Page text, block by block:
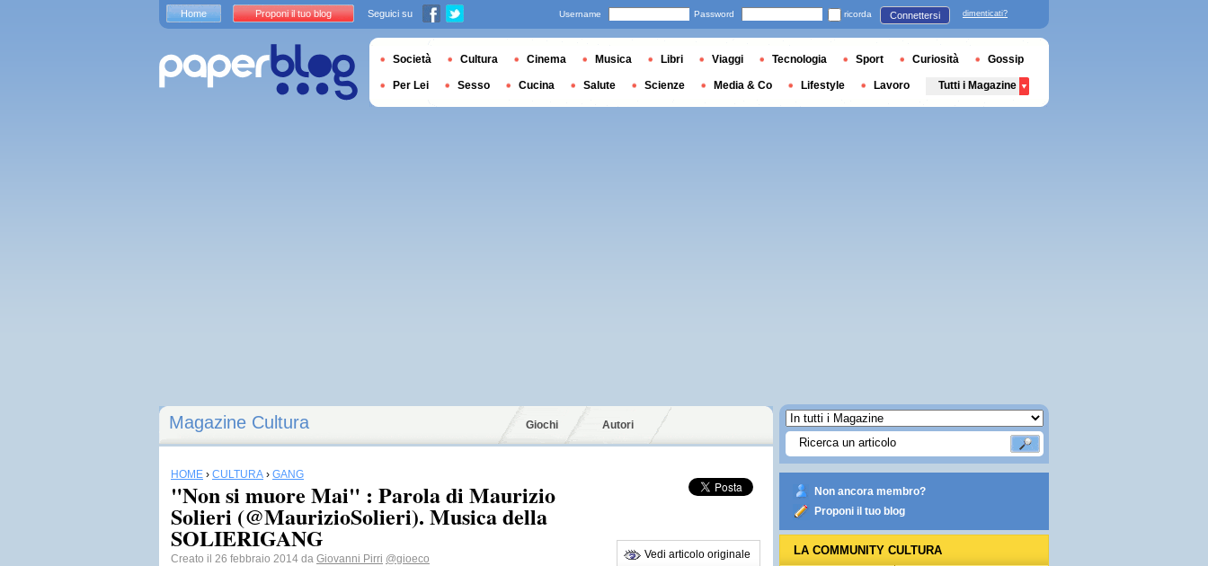
Magazine Cultura Giochi Autori
HOME › CULTURA › GANG
"Non si muore Mai" : Parola di Maurizio
Solieri (@MaurizioSolieri). Musica della
SOLIERIGANG
Creato il 26 febbraio 2014 da Giovanni Pirri @gioeco Vedi articolo originale
Non ancora membro?
Proponi il tuo blog
LA COMMUNITY CULTURA
Home Proponi il tuo blog Seguici su Username Password ricorda Connettersi dimenticati?
Società Cultura Cinema Musica Libri Viaggi Tecnologia Sport Curiosità Gossip
Per Lei Sesso Cucina Salute Scienze Media & Co Lifestyle Lavoro Tutti i Magazine